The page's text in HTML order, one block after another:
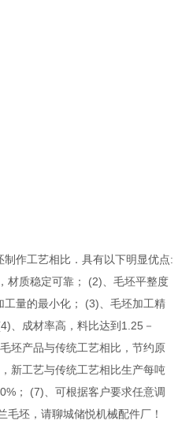
作工艺相比．具有以下明显优点:
材质稳定可靠； (2)、毛坯平整度
量的最小化； (3)、毛坯加工精
、成材率高，料比达到1.25－
坯产品与传统工艺相比，节约原
新工艺与传统工艺相比生产每吨
； (7)、可根据客户要求任意调
坯，请聊城储悦机械配件厂！